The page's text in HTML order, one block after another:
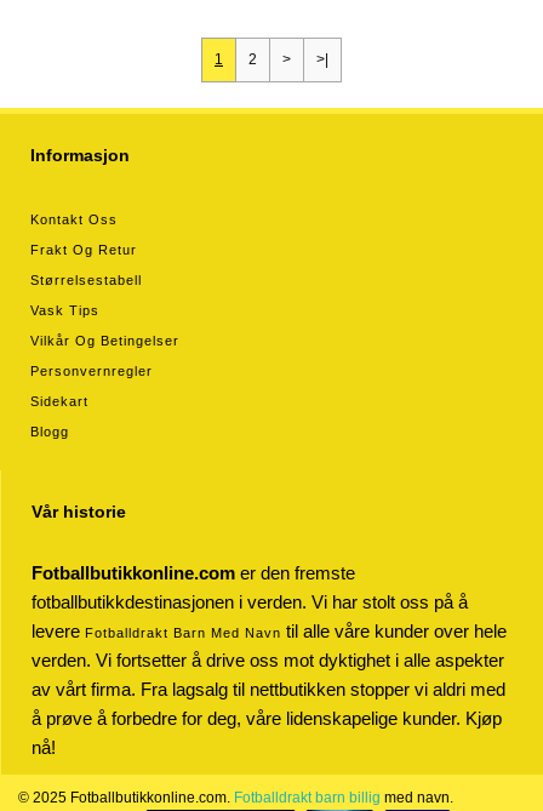
1 2 > >|
Informasjon
Kontakt Oss
Frakt Og Retur
Størrelsestabell
Vask Tips
Vilkår Og Betingelser
Personvernregler
Sidekart
Blogg
Vår historie
Fotballbutikkonline.com er den fremste
fotballbutikkdestinasjonen i verden. Vi har stolt oss på å
levere Fotballdrakt Barn Med Navn til alle våre kunder over hele
verden. Vi fortsetter å drive oss mot dyktighet i alle aspekter
av vårt firma. Fra lagsalg til nettbutikken stopper vi aldri med
å prøve å forbedre for deg, våre lidenskapelige kunder. Kjøp
nå!
© 2025 Fotballbutikkonline.com. Fotballdrakt barn billig med navn.